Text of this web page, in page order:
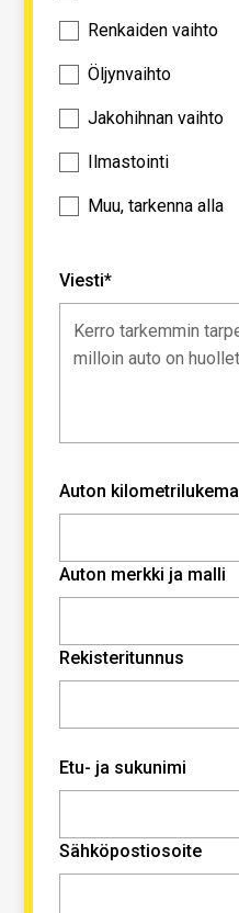
Renkaiden vaihto
Öljynvaihto
Jakohihnan vaihto
Ilmastointi
Muu, tarkenna alla
Viesti*
Auton kilometrilukema
Auton merkki ja malli
Rekisteritunnus
Etu- ja sukunimi
Sähköpostiosoite